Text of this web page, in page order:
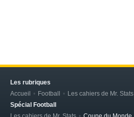
Les rubriques
Accueil
Football
Les cahiers de Mr. Stats
Spécial Football